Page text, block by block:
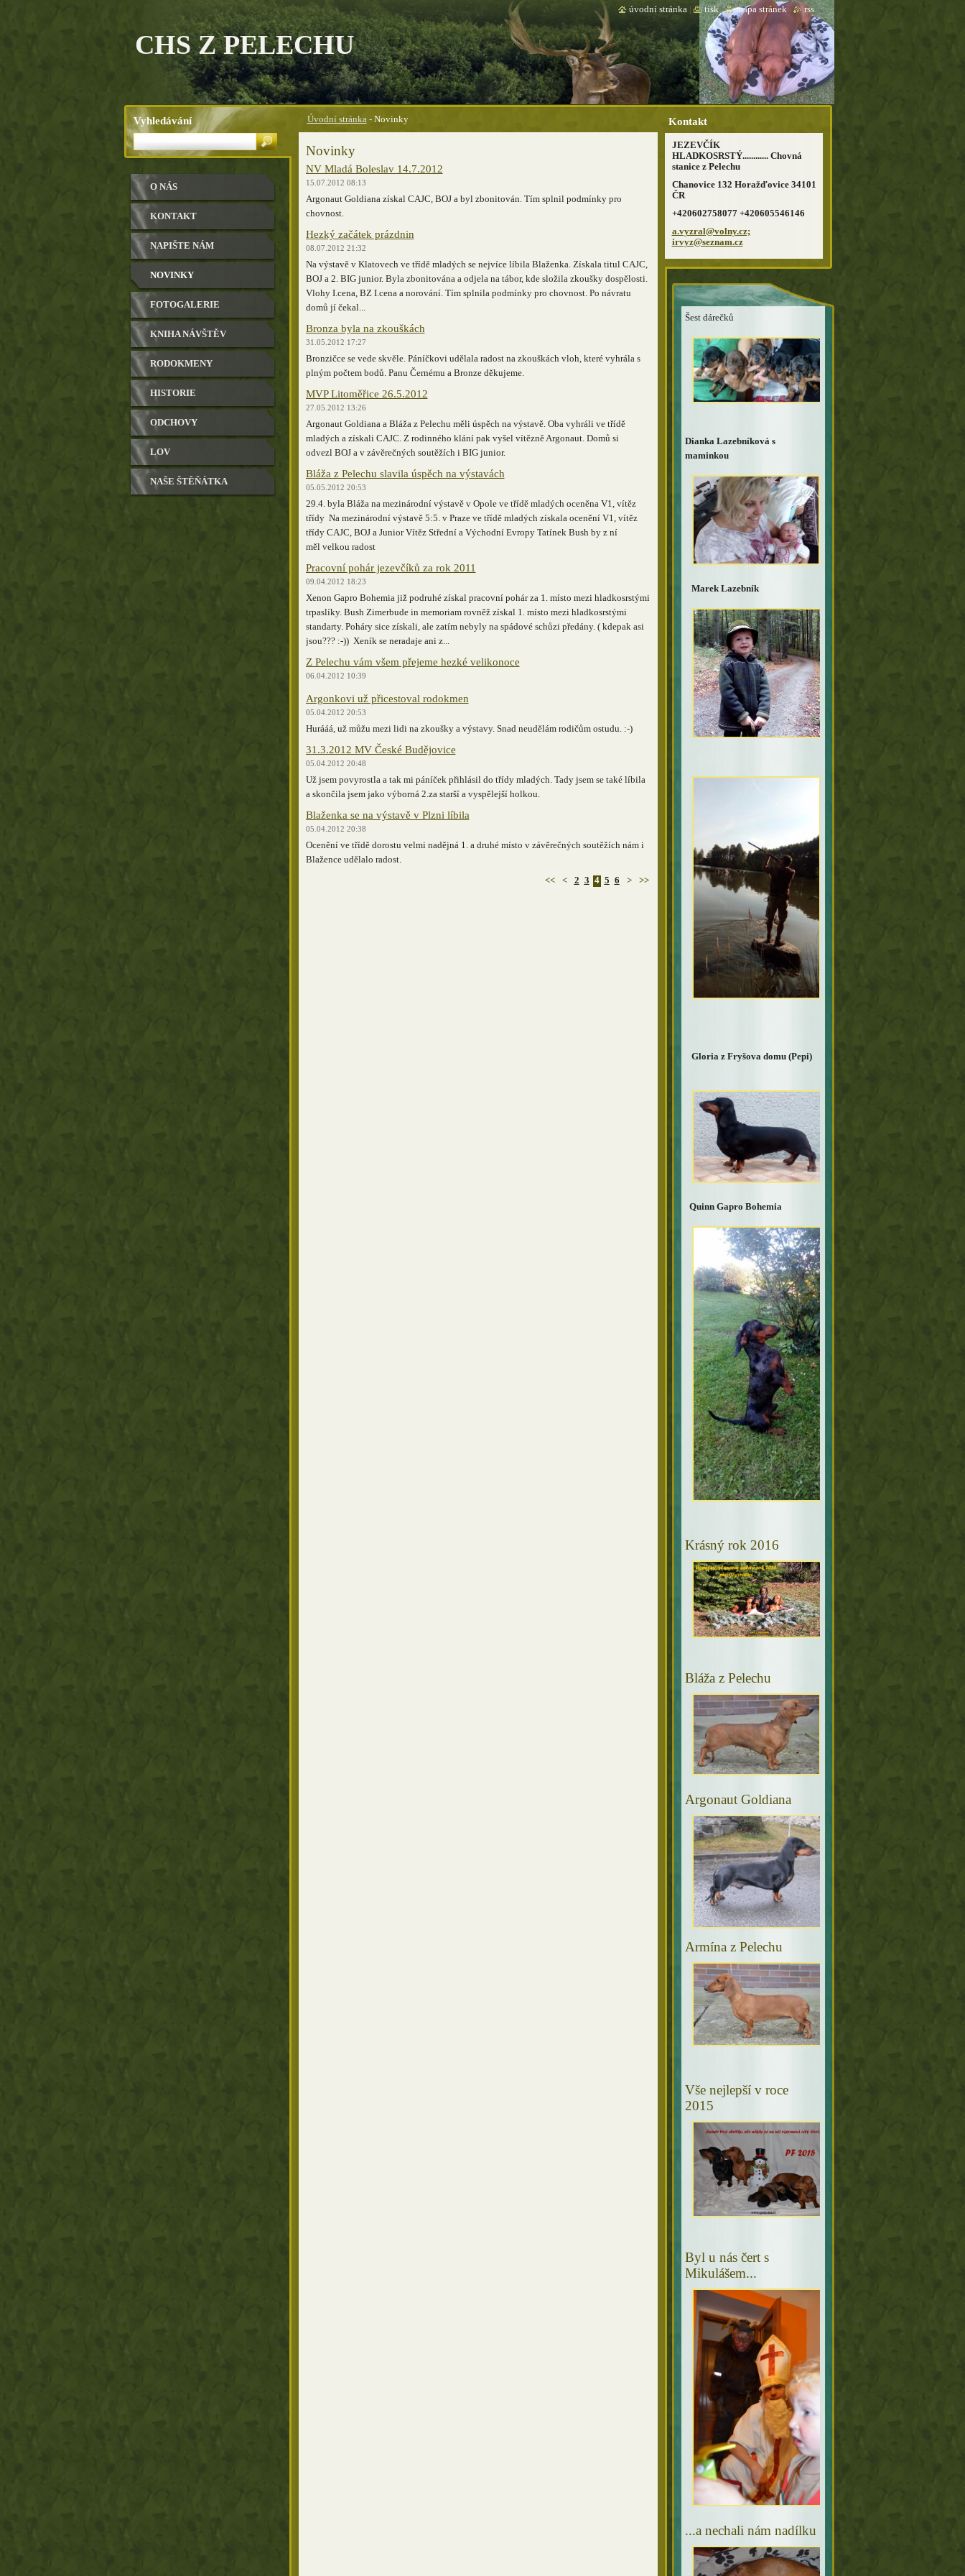
CHS Z PELECHU
Úvodní stránka - Novinky
Novinky
NV Mladá Boleslav 14.7.2012
15.07.2012 08:13
Argonaut Goldiana získal CAJC, BOJ a byl zbonitován. Tím splnil podmínky pro
chovnost.
Hezký začátek prázdnin
08.07.2012 21:32
Na výstavě v Klatovech ve třídě mladých se nejvíce líbila Blaženka. Získala titul CAJC,
BOJ a 2. BIG junior. Byla zbonitována a odjela na tábor, kde složila zkoušky dospělosti.
Vlohy I.cena, BZ I.cena a norování. Tím splnila podmínky pro chovnost. Po návratu
domů jí čekal...
Bronza byla na zkouškách
31.05.2012 17:27
Bronzičce se vede skvěle. Páníčkovi udělala radost na zkouškách vloh, které vyhrála s
plným počtem bodů. Panu Černému a Bronze děkujeme.
MVP Litoměřice 26.5.2012
27.05.2012 13:26
Argonaut Goldiana a Bláža z Pelechu měli úspěch na výstavě. Oba vyhráli ve třídě
mladých a získali CAJC. Z rodinného klání pak vyšel vítězně Argonaut. Domů si
odvezl BOJ a v závěrečných soutěžích i BIG junior.
Bláža z Pelechu slavila úspěch na výstavách
05.05.2012 20:53
29.4. byla Bláža na mezinárodní výstavě v Opole ve třídě mladých oceněna V1, vítěz
třídy Na mezinárodní výstavě 5:5. v Praze ve třídě mladých získala ocenění V1, vítěz
třídy CAJC, BOJ a Junior Vítěz Střední a Východní Evropy Tatínek Bush by z ní
měl velkou radost
Pracovní pohár jezevčíků za rok 2011
09.04.2012 18:23
Xenon Gapro Bohemia již podruhé získal pracovní pohár za 1. místo mezi hladkosrstými
trpaslíky. Bush Zimerbude in memoriam rovněž získal 1. místo mezi hladkosrstými
standarty. Poháry sice získali, ale zatím nebyly na spádové schůzi předány. ( kdepak asi
jsou??? :-)) Xeník se neradaje ani z...
Z Pelechu vám všem přejeme hezké velikonoce
06.04.2012 10:39
Argonkovi už přicestoval rodokmen
05.04.2012 20:53
Hurááá, už můžu mezi lidi na zkoušky a výstavy. Snad neudělám rodičům ostudu. :-)
31.3.2012 MV České Budějovice
05.04.2012 20:48
Už jsem povyrostla a tak mi páníček přihlásil do třídy mladých. Tady jsem se také líbila
a skončila jsem jako výborná 2.za starší a vyspělejší holkou.
Blaženka se na výstavě v Plzni líbila
05.04.2012 20:38
Ocenění ve třídě dorostu velmi nadějná 1. a druhé místo v závěrečných soutěžích nám i
Blažence udělalo radost.
<< < 2 3 4 5 6 > >>
O NÁS
KONTAKT
NAPIŠTE NÁM
NOVINKY
FOTOGALERIE
KNIHA NÁVŠTĚV
RODOKMENY
HISTORIE
ODCHOVY
LOV
NAŠE ŠTĚŇÁTKA
Kontakt
JEZEVČÍK
HLADKOSRSTÝ............ Chovná
stanice z Pelechu
Chanovice 132 Horažďovice 34101
ČR
+420602758077 +420605546146
a.vyzral@volny.cz;
irvyz@seznam.cz
Šest dárečků
Dianka Lazebníková s
maminkou
Marek Lazebník
Gloria z Fryšova domu (Pepi)
Quinn Gapro Bohemia
Krásný rok 2016
Bláža z Pelechu
Argonaut Goldiana
Armína z Pelechu
Vše nejlepší v roce
2015
Byl u nás čert s
Mikulášem...
...a nechali nám nadílku
Vyhledávání
úvodní stránka tisk | mapa stránek | rss